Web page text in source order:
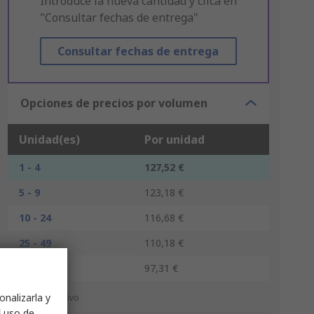
"Consultar fechas de entrega"
Consultar fechas de entrega
Opciones de precios por volumen
Unidad(es) Por unidad
1 - 4
127,52 €
5 - 9
123,18 €
10 - 24
116,68 €
25 - 49
110,18 €
97,31 €
*precio indicativo
y